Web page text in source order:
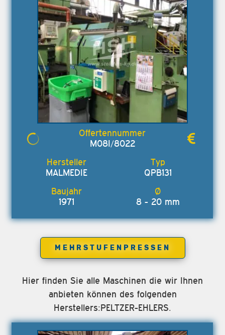
M08I/8022
MALMEDIE QPB131
1971 8 - 20 mm
MEHRSTUFENPRESSEN
Hier finden Sie alle Maschinen die wir Ihnen
anbieten können des folgenden
Herstellers:PELTZER-EHLERS.